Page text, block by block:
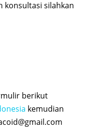
konsultasi silahkan
berikut
kemudian